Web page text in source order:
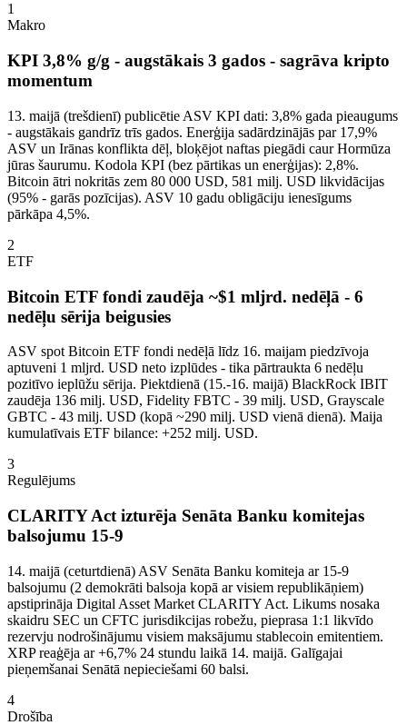
1
Makro
KPI 3,8% g/g - augstākais 3 gados - sagrāva kripto
momentum
13. maijā (trešdienī) publicētie ASV KPI dati: 3,8% gada pieaugums
- augstākais gandrīz trīs gados. Enerģija sadārdzinājās par 17,9%
ASV un Irānas konflikta dēļ, bloķējot naftas piegādi caur Hormūza
jūras šaurumu. Kodola KPI (bez pārtikas un enerģijas): 2,8%.
Bitcoin ātri nokritās zem 80 000 USD, 581 milj. USD likvidācijas
(95% - garās pozīcijas). ASV 10 gadu obligāciju ienesīgums
pārkāpa 4,5%.
2
ETF
Bitcoin ETF fondi zaudēja ~$1 mljrd. nedēļā - 6
nedēļu sērija beigusies
ASV spot Bitcoin ETF fondi nedēļā līdz 16. maijam piedzīvoja
aptuveni 1 mljrd. USD neto izplūdes - tika pārtraukta 6 nedēļu
pozitīvo ieplūžu sērija. Piektdienā (15.-16. maijā) BlackRock IBIT
zaudēja 136 milj. USD, Fidelity FBTC - 39 milj. USD, Grayscale
GBTC - 43 milj. USD (kopā ~290 milj. USD vienā dienā). Maija
kumulatīvais ETF bilance: +252 milj. USD.
3
Regulējums
CLARITY Act izturēja Senāta Banku komitejas
balsojumu 15-9
14. maijā (ceturtdienā) ASV Senāta Banku komiteja ar 15-9
balsojumu (2 demokrāti balsoja kopā ar visiem republikāņiem)
apstiprināja Digital Asset Market CLARITY Act. Likums nosaka
skaidru SEC un CFTC jurisdikcijas robežu, pieprasa 1:1 likvīdo
rezervju nodrošinājumu visiem maksājumu stablecoin emitentiem.
XRP reaģēja ar +6,7% 24 stundu laikā 14. maijā. Galīgajai
pieņemšanai Senātā nepieciešami 60 balsi.
4
Drošība